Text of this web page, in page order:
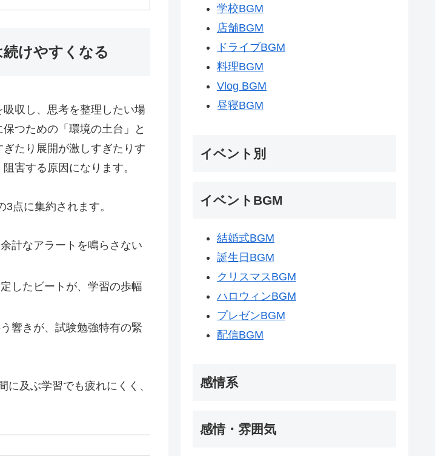
けやすくなる
収し、思考を整理したい場
つための「環境の土台」と
たり展開が激しすぎたりす
害する原因になります。
点に集約されます。
計なアラートを鳴らさない
したビートが、学習の歩幅
響きが、試験勉強特有の緊
及ぶ学習でも疲れにくく、
学校BGM
店舗BGM
ドライブBGM
料理BGM
Vlog BGM
昼寝BGM
イベント別
イベントBGM
結婚式BGM
誕生日BGM
クリスマスBGM
ハロウィンBGM
プレゼンBGM
配信BGM
感情系
感情・雰囲気